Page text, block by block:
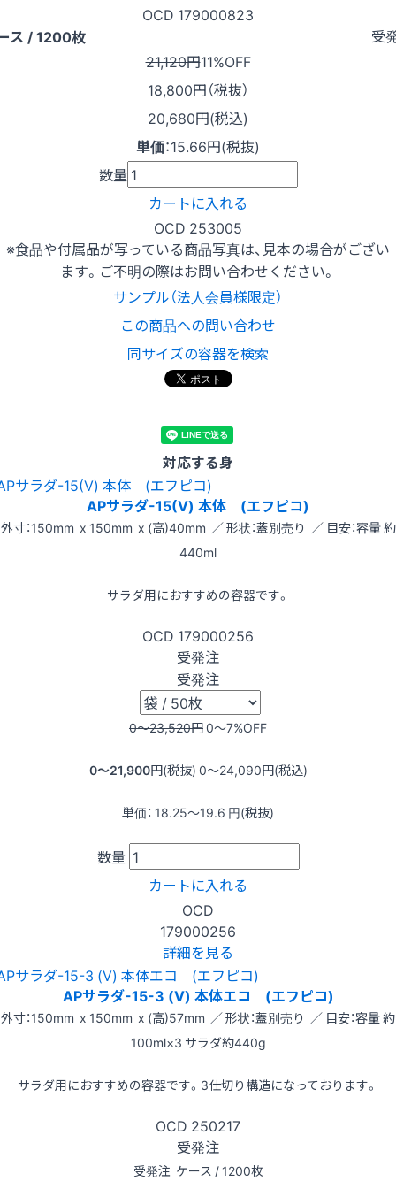
OCD 179000823
ス / 1200枚
受
21,120円11%OFF
18,800円（税抜）
20,680円(税込)
単価：15.66円(税抜)
数量
カートに入れる
OCD 253005
※食品や付属品が写っている商品写真は、見本の場合がござい
ます。ご不明の際はお問い合わせください。
サンプル（法人会員様限定）
この商品への問い合わせ
同サイズの容器を検索
対応する身
APサラダ-15(V) 本体 (エフピコ)
外寸：150mm x 150mm x (高)40mm ／ 形状：蓋別売り ／ 目安：容量 約
440ml
サラダ用におすすめの容器です。
OCD 179000256
受発注
受発注
0〜23,520円0〜7%OFF
0〜21,900円(税抜) 0〜24,090円(税込)
単価： 18.25〜19.6 円(税抜)
数量
カートに入れる
OCD
179000256
詳細を見る
APサラダ-15-3 (V) 本体エコ (エフピコ)
外寸：150mm x 150mm x (高)57mm ／ 形状：蓋別売り ／ 目安：容量 約
100ml×3 サラダ約440g
サラダ用におすすめの容器です。3仕切り構造になっております。
OCD 250217
受発注
受発注 ケース / 1200枚